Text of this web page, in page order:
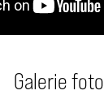
Galerie foto